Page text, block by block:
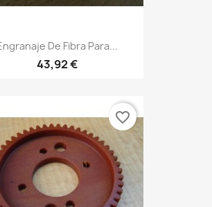
De Fibra Para...
43,92 €
favorite_border